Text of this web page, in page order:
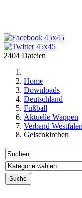
2404 Dateien
Home
Downloads
Deutschland
Fußball
Aktuelle Wappen
Verband Westfalen
Gelsenkirchen